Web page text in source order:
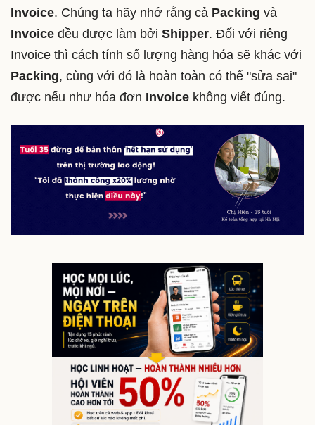
Invoice. Chúng ta hãy nhớ rằng cả Packing và
Invoice đều được làm bởi Shipper. Đối với riêng
Invoice thì cách tính số lượng hàng hóa sẽ khác với
Packing, cùng với đó là hoàn toàn có thể "sửa sai"
được nếu như hóa đơn Invoice không viết đúng.